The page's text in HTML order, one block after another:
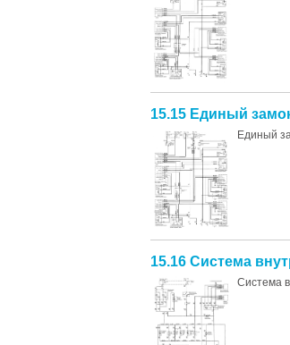
15.15 Единый
Единый
15.16 Система
Система